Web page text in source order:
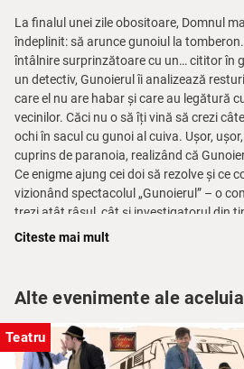
La finalul unei zile obositoare, Domnul
îndeplinit: să arunce gunoiul la
întâlnire surprinzătoare cu un… cititor în
un detectiv, Gunoierul îi analizează
care el nu are habar și care au legătură
vecinilor. Căci nu o să îți vină să crezi
ochi în sacul cu gunoi al cuiva. Ușor,
cuprins de paranoia, realizând că
Ce enigme ajung cei doi să rezolve și ce
vizionând spectacolul „Gunoierul” – o
trezi atât râsul, cât și investigatorul din
CuDaniel Hara, Pavel Bârsan, Maria
Citeste mai mult
Alte evenimente ale
Teatru